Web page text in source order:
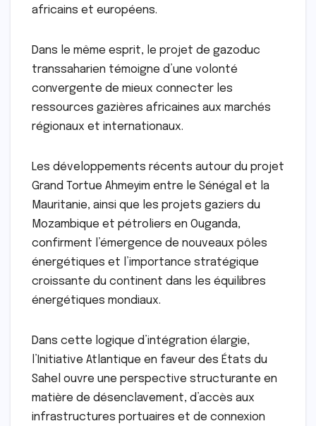
africains et européens.
Dans le même esprit, le projet de gazoduc
transsaharien témoigne d’une volonté
convergente de mieux connecter les
ressources gazières africaines aux marchés
régionaux et internationaux.
Les développements récents autour du projet
Grand Tortue Ahmeyim entre le Sénégal et la
Mauritanie, ainsi que les projets gaziers du
Mozambique et pétroliers en Ouganda,
confirment l’émergence de nouveaux pôles
énergétiques et l’importance stratégique
croissante du continent dans les équilibres
énergétiques mondiaux.
Dans cette logique d’intégration élargie,
l’Initiative Atlantique en faveur des États du
Sahel ouvre une perspective structurante en
matière de désenclavement, d’accès aux
infrastructures portuaires et de connexion